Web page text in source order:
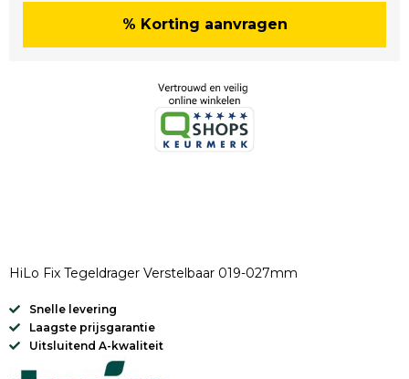
% Korting aanvragen
HiLo Fix Tegeldrager Verstelbaar 019-027mm
Snelle levering
Laagste prijsgarantie
Uitsluitend A-kwaliteit